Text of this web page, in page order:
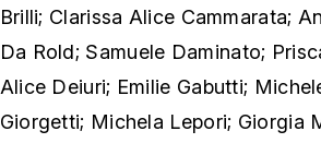
Brilli; Clarissa Alice Cammarata;
Da Rold; Samuele Daminato;
Alice Deiuri; Emilie Gabutti;
Giorgetti; Michela Lepori; Giorgia